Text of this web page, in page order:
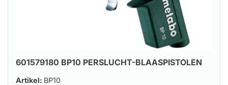
601579180 BP10 PERSLUCHT-BLAASPISTOLEN
Artikel: BP10